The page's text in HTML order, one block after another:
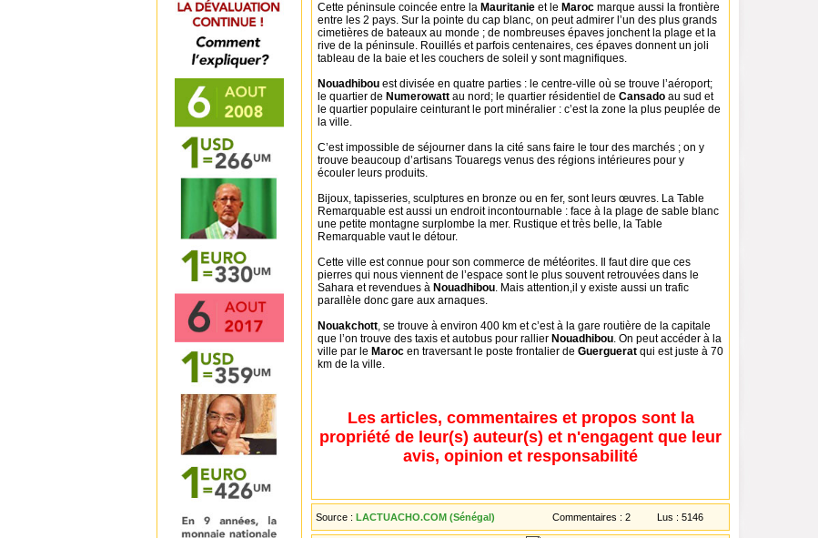
Cette péninsule coincée entre la Mauritanie et le Maroc marque aussi la frontière
entre les 2 pays. Sur la pointe du cap blanc, on peut admirer l’un des plus grands
cimetières de bateaux au monde ; de nombreuses épaves jonchent la plage et la
rive de la péninsule. Rouillés et parfois centenaires, ces épaves donnent un joli
tableau de la baie et les couchers de soleil y sont magnifiques.
Nouadhibou est divisée en quatre parties : le centre-ville où se trouve l’aéroport;
le quartier de Numerowatt au nord; le quartier résidentiel de Cansado au sud et
le quartier populaire ceinturant le port minéralier : c’est la zone la plus peuplée de
la ville.
C’est impossible de séjourner dans la cité sans faire le tour des marchés ; on y
trouve beaucoup d’artisans Touaregs venus des régions intérieures pour y
écouler leurs produits.
Bijoux, tapisseries, sculptures en bronze ou en fer, sont leurs œuvres. La Table
Remarquable est aussi un endroit incontournable : face à la plage de sable blanc
une petite montagne surplombe la mer. Rustique et très belle, la Table
Remarquable vaut le détour.
Cette ville est connue pour son commerce de météorites. Il faut dire que ces
pierres qui nous viennent de l’espace sont le plus souvent retrouvées dans le
Sahara et revendues à Nouadhibou. Mais attention,il y existe aussi un trafic
parallèle donc gare aux arnaques.
Nouakchott, se trouve à environ 400 km et c’est à la gare routière de la capitale
que l’on trouve des taxis et autobus pour rallier Nouadhibou. On peut accéder à la
ville par le Maroc en traversant le poste frontalier de Guerguerat qui est juste à 70
km de la ville.
Les articles, commentaires et propos sont la
propriété de leur(s) auteur(s) et n'engagent que leur
avis, opinion et responsabilité
Source : LACTUACHO.COM (Sénégal) Commentaires : 2 Lus : 5146